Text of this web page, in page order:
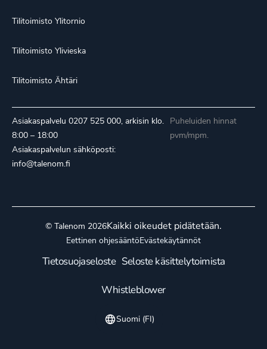
Tilitoimisto Ylitornio
Tilitoimisto Ylivieska
Tilitoimisto Ähtäri
Asiakaspalvelu 0207 525 000, arkisin klo.
8:00 – 18:00
Asiakaspalvelun sähköposti:
info@talenom.fi
Puheluiden hinnat
pvm/mpm.
© Talenom 2026Kaikki oikeudet pidätetään.
Eettinen ohjesääntöEvästekäytännöt
Tietosuojaseloste Seloste käsittelytoimista
Whistleblower
Suomi (FI)